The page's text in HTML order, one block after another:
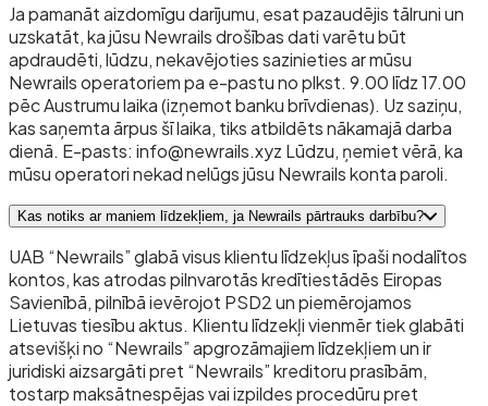
Ja pamanāt aizdomīgu darījumu, esat pazaudējis tālruni un
uzskatāt, ka jūsu Newrails drošības dati varētu būt
apdraudēti, lūdzu, nekavējoties sazinieties ar mūsu
Newrails operatoriem pa e-pastu no plkst. 9.00 līdz 17.00
pēc Austrumu laika (izņemot banku brīvdienas). Uz saziņu,
kas saņemta ārpus šī laika, tiks atbildēts nākamajā darba
dienā. E-pasts: info@newrails.xyz Lūdzu, ņemiet vērā, ka
mūsu operatori nekad nelūgs jūsu Newrails konta paroli.
Kas notiks ar maniem līdzekļiem, ja Newrails pārtrauks darbību?
UAB “Newrails” glabā visus klientu līdzekļus īpaši nodalītos
kontos, kas atrodas pilnvarotās kredītiestādēs Eiropas
Savienībā, pilnībā ievērojot PSD2 un piemērojamos
Lietuvas tiesību aktus. Klientu līdzekļi vienmēr tiek glabāti
atsevišķi no “Newrails” apgrozāmajiem līdzekļiem un ir
juridiski aizsargāti pret “Newrails” kreditoru prasībām,
tostarp maksātnespējas vai izpildes procedūru pret